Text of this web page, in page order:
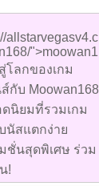
allstarvegasv4.c
">moowan1
โลกของเกม
กับ Moowan168
ดนิยมที่รวมเกม
นัสแตกง่าย
ชั่นสุดพิเศษ ร่วม
!